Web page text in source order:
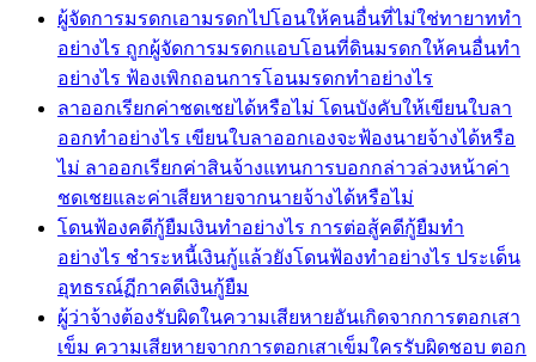
ผู้จัดการมรดกเอามรดกไปโอนให้คนอื่นที่ไม่ใช่ทายาททำ
อย่างไร ถูกผู้จัดการมรดกแอบโอนที่ดินมรดกให้คนอื่นทำ
อย่างไร ฟ้องเพิกถอนการโอนมรดกทำอย่างไร
ลาออกเรียกค่าชดเชยได้หรือไม่ โดนบังคับให้เขียนใบลา
ออกทำอย่างไร เขียนใบลาออกเองจะฟ้องนายจ้างได้หรือ
ไม่ ลาออกเรียกค่าสินจ้างแทนการบอกกล่าวล่วงหน้าค่า
ชดเชยและค่าเสียหายจากนายจ้างได้หรือไม่
โดนฟ้องคดีกู้ยืมเงินทำอย่างไร การต่อสู้คดีกู้ยืมทำ
อย่างไร ชำระหนี้เงินกู้แล้วยังโดนฟ้องทำอย่างไร ประเด็น
อุทธรณ์ฏีกาคดีเงินกู้ยืม
ผู้ว่าจ้างต้องรับผิดในความเสียหายอันเกิดจากการตอกเสา
เข็ม ความเสียหายจากการตอกเสาเข็มใครรับผิดชอบ ตอก